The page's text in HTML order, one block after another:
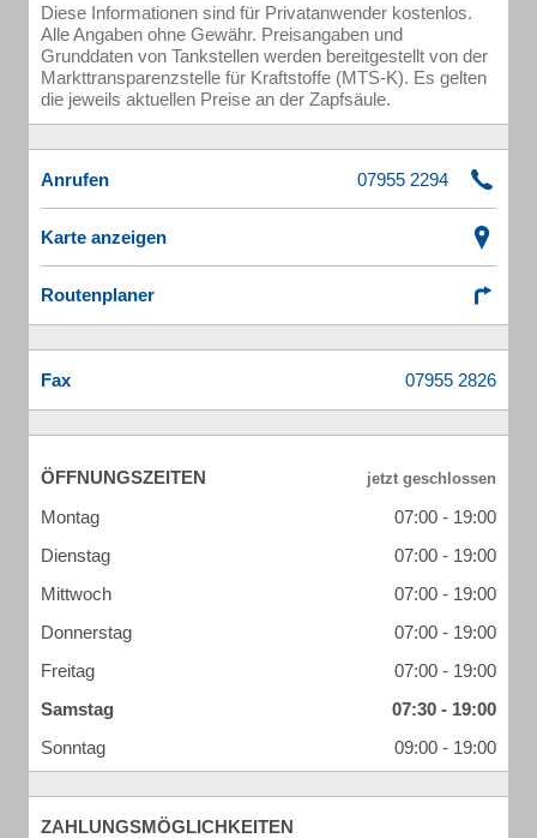
Diese Informationen sind für Privatanwender kostenlos.
Alle Angaben ohne Gewähr. Preisangaben und
Grunddaten von Tankstellen werden bereitgestellt von der
Markttransparenzstelle für Kraftstoffe (MTS-K). Es gelten
die jeweils aktuellen Preise an der Zapfsäule.
Anrufen
Karte anzeigen
Routenplaner
Fax
ÖFFNUNGSZEITEN
Montag
07:00 - 19:00
Dienstag
07:00 - 19:00
Mittwoch
07:00 - 19:00
Donnerstag
07:00 - 19:00
Freitag
07:00 - 19:00
Samstag
07:30 - 19:00
Sonntag
09:00 - 19:00
ZAHLUNGSMÖGLICHKEITEN